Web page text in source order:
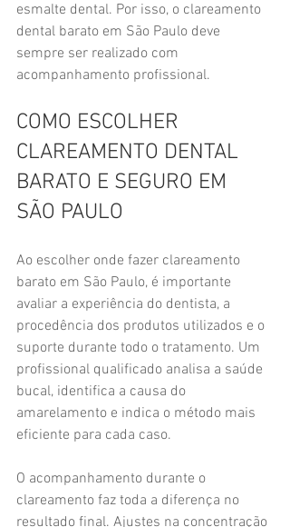
esmalte dental. Por isso, o clareamento
dental barato em São Paulo deve
sempre ser realizado com
acompanhamento profissional.
COMO ESCOLHER
CLAREAMENTO DENTAL
BARATO E SEGURO EM
SÃO PAULO
Ao escolher onde fazer clareamento
barato em São Paulo, é importante
avaliar a experiência do dentista, a
procedência dos produtos utilizados e o
suporte durante todo o tratamento. Um
profissional qualificado analisa a saúde
bucal, identifica a causa do
amarelamento e indica o método mais
eficiente para cada caso.
O acompanhamento durante o
clareamento faz toda a diferença no
resultado final. Ajustes na concentração